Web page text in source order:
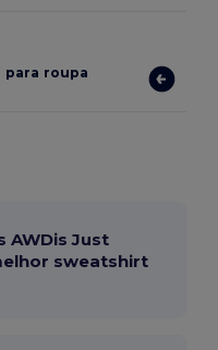
roupa
AWDis Just
sweatshirt